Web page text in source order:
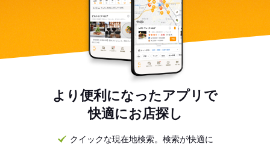
より便利になったアプリで
快適にお店探し
クイックな現在地検索。検索が快適に